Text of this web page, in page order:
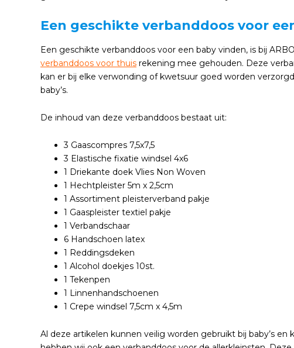
Een geschikte verbanddoos voor
Een geschikte verbanddoos voor een baby vinden, is bij
verbanddoos voor thuis rekening mee gehouden. Deze
kan er bij elke verwonding of kwetsuur goed worden
baby’s.
De inhoud van deze verbanddoos bestaat uit:
3 Gaascompres 7,5x7,5
3 Elastische fixatie windsel 4x6
1 Driekante doek Vlies Non Woven
1 Hechtpleister 5m x 2,5cm
1 Assortiment pleisterverband pakje
1 Gaaspleister textiel pakje
1 Verbandschaar
6 Handschoen latex
1 Reddingsdeken
1 Alcohol doekjes 10st.
1 Tekenpen
1 Linnenhandschoenen
1 Crepe windsel 7,5cm x 4,5m
Al deze artikelen kunnen veilig worden gebruikt bij baby’s en